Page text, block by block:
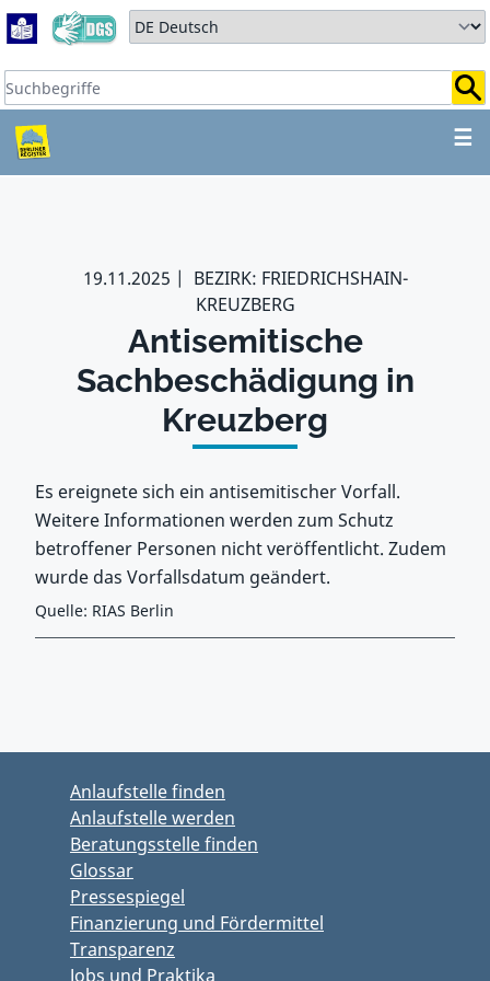
Zum Hauptbereich springen
Zum Hauptmenü springen
Sprache auswählen:
Suchbegriffe:
☰
ZUM HAUPTBEREICH
19.11.2025
BEZIRK: FRIEDRICHSHAIN-
KREUZBERG
Antisemitische
Sachbeschädigung in
Kreuzberg
Es ereignete sich ein antisemitischer Vorfall.
Weitere Informationen werden zum Schutz
betroffener Personen nicht veröffentlicht. Zudem
wurde das Vorfallsdatum geändert.
Quelle: RIAS Berlin
Anlaufstelle finden
Anlaufstelle werden
Beratungsstelle finden
Glossar
Pressespiegel
Finanzierung und Fördermittel
Transparenz
Jobs und Praktika